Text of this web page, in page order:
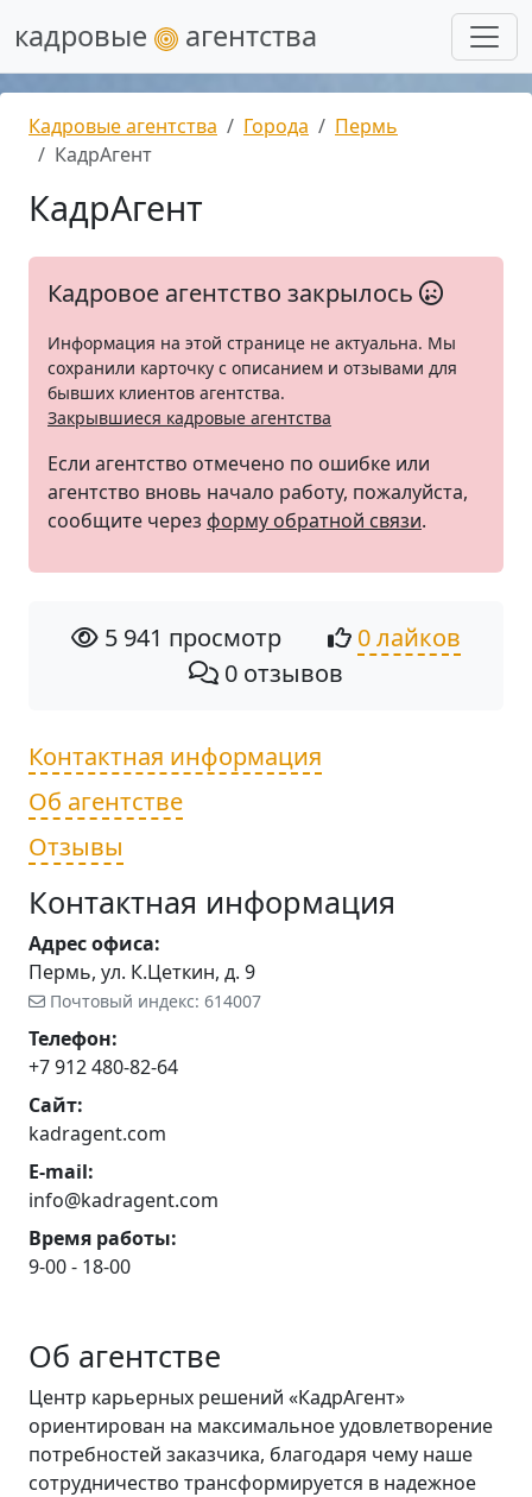
кадровые агентства
Кадровые агентства Города
Пермь
КадрАгент
КадрАгент
Кадровое агентство закрылось
Информация на этой странице не актуальна. Мы
сохранили карточку с описанием и отзывами для
бывших клиентов агентства.
Закрывшиеся кадровые агентства
Если агентство отмечено по ошибке или
агентство вновь начало работу, пожалуйста,
сообщите через форму обратной связи.
5 941 просмотр
0 лайков
0 отзывов
Контактная информация
Об агентстве
Отзывы
Контактная информация
Адрес офиса:
Пермь, ул. К.Цеткин, д. 9
Почтовый индекс: 614007
Телефон:
+7 912 480-82-64
Сайт:
kadragent.com
E-mail:
info@kadragent.com
Время работы:
9-00 - 18-00
Об агентстве
Центр карьерных решений «КадрАгент»
ориентирован на максимальное удовлетворение
потребностей заказчика, благодаря чему наше
сотрудничество трансформируется в надежное